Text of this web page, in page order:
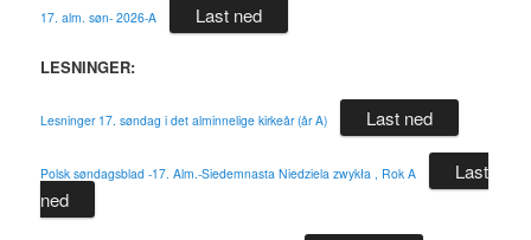
17. alm. søn- 2026-A Last ned
LESNINGER:
Lesninger 17. søndag i det alminnelige kirkeår (år A) Last ned
Polsk søndagsblad -17. Alm.-Siedemnasta Niedziela zwykła , Rok A
Last
ned